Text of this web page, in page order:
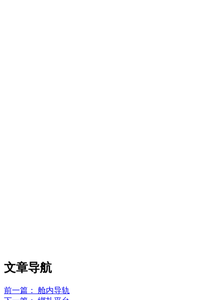
文章导航
前一篇：
舱内导轨